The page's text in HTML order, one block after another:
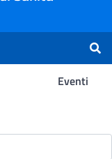
Eventi
-